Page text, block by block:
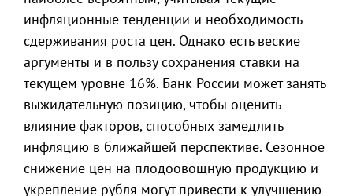
инфляционные тенденции и необходимость
сдерживания роста цен. Однако есть веские
аргументы и в пользу сохранения ставки на
текущем уровне 16%. Банк России может занять
выжидательную позицию, чтобы оценить
влияние факторов, способных замедлить
инфляцию в ближайшей перспективе. Сезонное
снижение цен на плодоовощную продукцию и
укрепление рубля могут привести к улучшению